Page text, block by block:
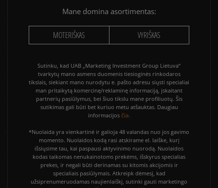
Mane domina asortimentas:
MOTERIŠKAS VYRIŠKAS
Sutinku, kad UAB „Marketing Investment Group Lietuva“
tvarkytų mano asmens duomenis tiesioginės rinkodaros
tikslais, siekiant mano nurodytu e. pašto adresu siųsti specialiai
man pritaikytą komercinę/reklaminę informaciją, įskaitant
partnerių pasiūlymus, bei šiuo tikslu mane profiliuotų. Šis
sutikimas gali būti bet kuriuo metu atšauktas. Daugiau
informacijos čia.
*Nuolaida yra vienkartinė ir galioja 48 valandas nuo jos gavimo
momento. Nuolaidos kodą rasi atskirame el. laiške, kurį
išsiųsime tau, kai paspausi aktyvinimo nuorodą. Nuolaidos
kodas taikomas nenukainotoms prekėms, išskyrus specialias
prekes, ir negali būti derinamas su kitomis akcijomis ir
specialiais pasiūlymais. Atkreipk dėmesį, kad
užsiprenumeruodamas naujienlaiškį, sutinki gauti marketingo